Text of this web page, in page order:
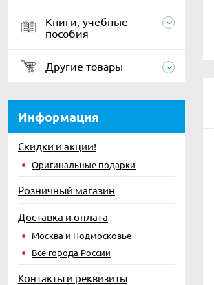
Книги, учебные
пособия
Другие товары
Информация
Скидки и акции!
Оригинальные подарки
Розничный магазин
Доставка и оплата
Москва и Подмосковье
Все города России
Контакты и реквизиты